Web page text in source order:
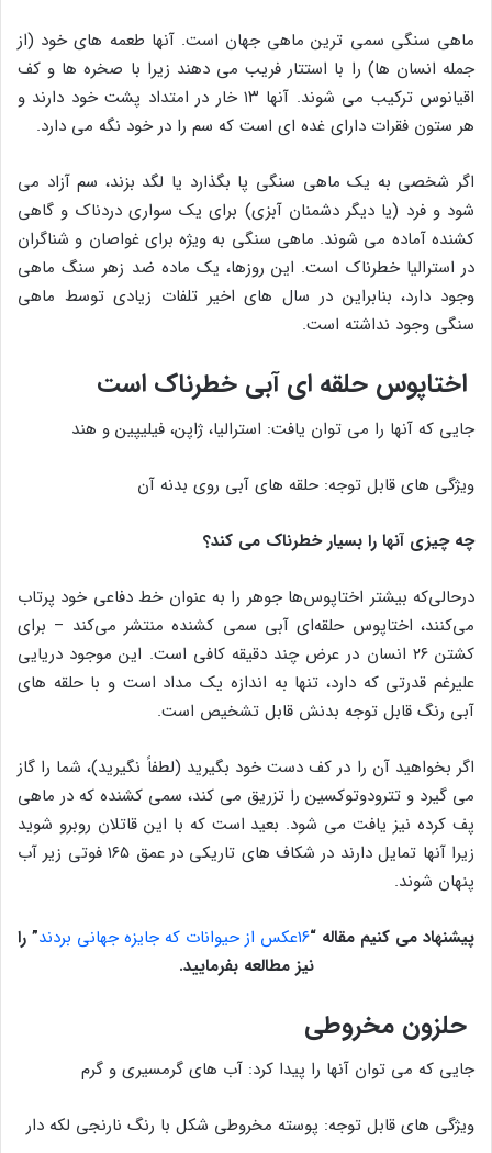
ماهی سنگی سمی ترین ماهی جهان است. آنها طعمه های خود (از
جمله انسان ها) را با استتار فریب می دهند زیرا با صخره ها و کف
اقیانوس ترکیب می شوند. آنها ۱۳ خار در امتداد پشت خود دارند و
هر ستون فقرات دارای غده ای است که سم را در خود نگه می دارد.
اگر شخصی به یک ماهی سنگی پا بگذارد یا لگد بزند، سم آزاد می
شود و فرد (یا دیگر دشمنان آبزی) برای یک سواری دردناک و گاهی
کشنده آماده می شوند. ماهی سنگی به ویژه برای غواصان و شناگران
در استرالیا خطرناک است. این روزها، یک ماده ضد زهر سنگ ماهی
وجود دارد، بنابراین در سال های اخیر تلفات زیادی توسط ماهی
سنگی وجود نداشته است.
اختاپوس حلقه ای آبی خطرناک است
جایی که آنها را می توان یافت: استرالیا، ژاپن، فیلیپین و هند
ویژگی های قابل توجه: حلقه های آبی روی بدنه آن
چه چیزی آنها را بسیار خطرناک می کند؟
درحالی‌که بیشتر اختاپوس‌ها جوهر را به عنوان خط دفاعی خود پرتاب
می‌کنند، اختاپوس حلقه‌ای آبی سمی کشنده منتشر می‌کند – برای
کشتن ۲۶ انسان در عرض چند دقیقه کافی است. این موجود دریایی
علیرغم قدرتی که دارد، تنها به اندازه یک مداد است و با حلقه های
آبی رنگ قابل توجه بدنش قابل تشخیص است.
اگر بخواهید آن را در کف دست خود بگیرید (لطفاً نگیرید)، شما را گاز
می گیرد و تترودوتوکسین را تزریق می کند، سمی کشنده که در ماهی
پف کرده نیز یافت می شود. بعید است که با این قاتلان روبرو شوید
زیرا آنها تمایل دارند در شکاف های تاریکی در عمق ۱۶۵ فوتی زیر آب
پنهان شوند.
پیشنهاد می کنیم مقاله “۱۶عکس از حیوانات که جایزه جهانی بردند ” را
نیز مطالعه بفرمایید.
حلزون مخروطی
جایی که می توان آنها را پیدا کرد: آب های گرمسیری و گرم
ویژگی های قابل توجه: پوسته مخروطی شکل با رنگ نارنجی لکه دار